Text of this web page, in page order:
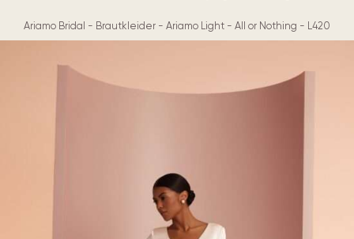
Ariamo Bridal - Brautkleider - Ariamo Light - All or Nothing - L420